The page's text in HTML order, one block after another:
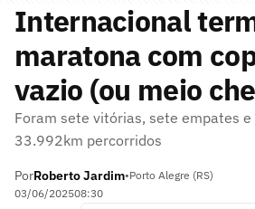
Internacional
maratona com
vazio (ou meio
Foram sete vitórias, sete empates
33.992km percorridos
PorRoberto Jardim•Porto Alegre (RS)
03/06/202508:30